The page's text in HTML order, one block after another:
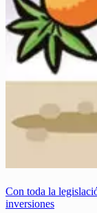
Con toda la
inversiones